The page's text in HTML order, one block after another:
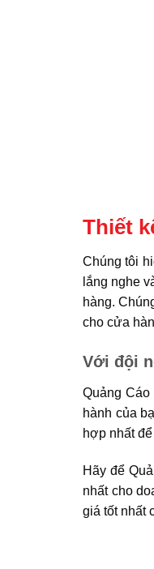
Thiết
Chúng tôi
lắng nghe
hàng.
cho cửa
Với đội
Quảng
hành của
hợp nhất
Hãy để
nhất cho
giá tốt nhất